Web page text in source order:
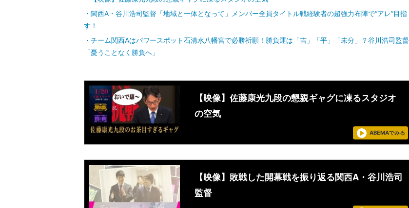
関西A・谷川浩司監督「地域と一体となって」メンバー全員タイトル戦経験者の超強力布陣で“アレ”目指
す！
チーム関西Aはパワースポット石清水八幡宮で必勝祈願！勝負運は「吉」「平」「未分」？谷川浩司監督
「憂うことなく勝負へ」
【映像】佐藤康光九段の懇親ギャグに凍るスタジオ
の空気
ABEMAでみる
【映像】敗戦した開幕戦を振り返る関西A・谷川浩司
監督